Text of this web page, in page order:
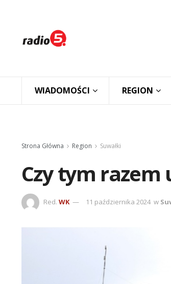
WIADOMOŚCI REGION
Strona Główna Region Suwałki
Czy tym razem
Red. WK 11 października 2024 w